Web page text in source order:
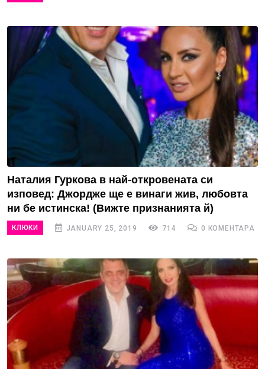
Наталия Гуркова в най-откровената си
изповед: Джордже ще е винаги жив, любовта
ни бе истинска! (Вижте признанията й)
КЛЮКИ JANUARY 25, 2019 714 0 КОМЕНТАРА